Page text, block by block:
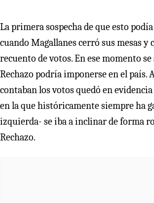
La primera sospecha de que esto
cuando Magallanes cerró sus mesas y
recuento de votos. En ese momento
Rechazo podría imponerse en el país.
contaban los votos quedó en
en la que históricamente siempre ha
izquierda- se iba a inclinar de forma
Rechazo.